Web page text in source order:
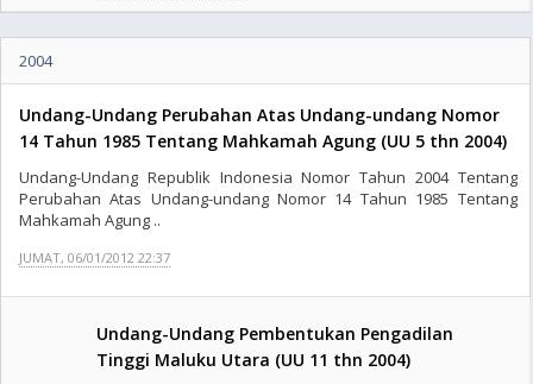
2004
Undang-Undang Perubahan Atas Undang-undang Nomor
14 Tahun 1985 Tentang Mahkamah Agung (UU 5 thn 2004)
Undang-Undang Republik Indonesia Nomor Tahun 2004 Tentang
Perubahan Atas Undang-undang Nomor 14 Tahun 1985 Tentang
Mahkamah Agung ..
JUMAT, 06/01/2012 22:37
Undang-Undang Pembentukan Pengadilan
Tinggi Maluku Utara (UU 11 thn 2004)